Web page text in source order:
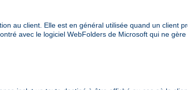
au client. Elle est en général utilisée quand un client
avec le logiciel WebFolders de Microsoft qui ne